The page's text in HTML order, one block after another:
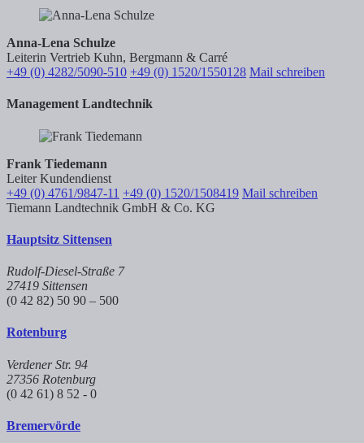
Anna-Lena Schulze
Leiterin Vertrieb Kuhn, Bergmann & Carré
+49 (0) 4282/5090-510 +49 (0) 1520/1550128 Mail schreiben
Management Landtechnik
Frank Tiedemann
Leiter Kundendienst
+49 (0) 4761/9847-11 +49 (0) 1520/1508419 Mail schreiben
Tiemann Landtechnik GmbH & Co. KG
Hauptsitz Sittensen
Rudolf-Diesel-Straße 7
27419 Sittensen
(0 42 82) 50 90 – 500
Rotenburg
Verdener Str. 94
27356 Rotenburg
(0 42 61) 8 52 - 0
Bremervörde